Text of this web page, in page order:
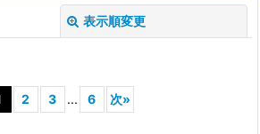
表示順変更
2 3 ... 6 次»